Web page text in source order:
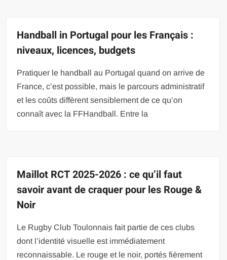
Handball in Portugal pour les Français :
niveaux, licences, budgets
Pratiquer le handball au Portugal quand on arrive de
France, c’est possible, mais le parcours administratif
et les coûts diffèrent sensiblement de ce qu’on
connaît avec la FFHandball. Entre la
Maillot RCT 2025-2026 : ce qu’il faut
savoir avant de craquer pour les Rouge &
Noir
Le Rugby Club Toulonnais fait partie de ces clubs
dont l’identité visuelle est immédiatement
reconnaissable. Le rouge et le noir, portés fièrement